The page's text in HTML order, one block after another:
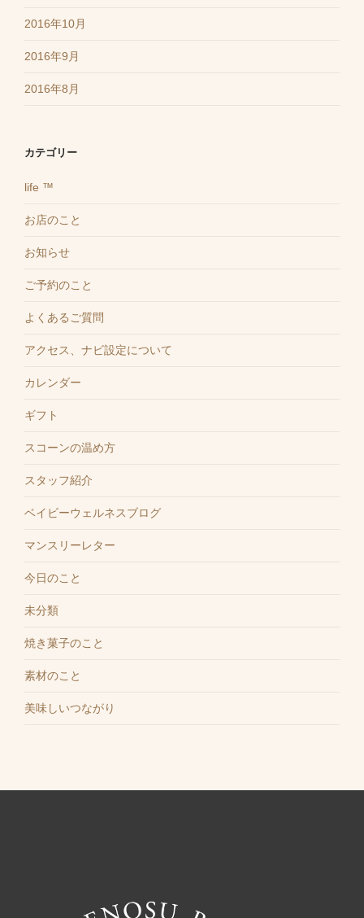
2016年10月
2016年9月
2016年8月
カテゴリー
life ™️
お店のこと
お知らせ
ご予約のこと
よくあるご質問
アクセス、ナビ設定について
カレンダー
ギフト
スコーンの温め方
スタッフ紹介
ベイビーウェルネスブログ
マンスリーレター
今日のこと
未分類
焼き菓子のこと
素材のこと
美味しいつながり